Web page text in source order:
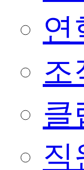
연
조
클
직